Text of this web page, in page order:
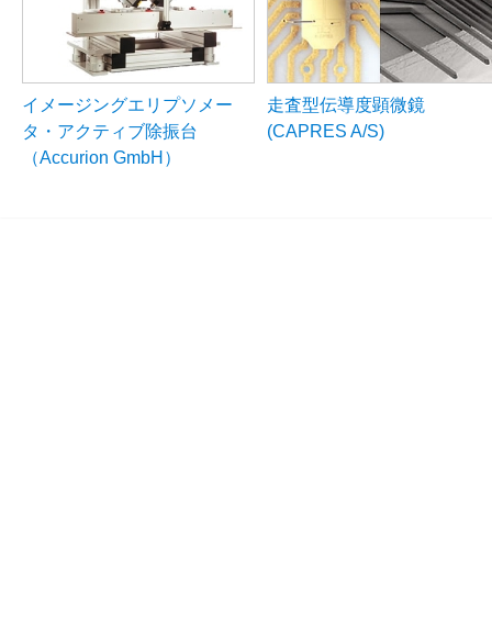
イメージングエリプソメー
タ・アクティブ除振台
（Accurion GmbH）
走査型伝導度顕微鏡
(CAPRES A/S)